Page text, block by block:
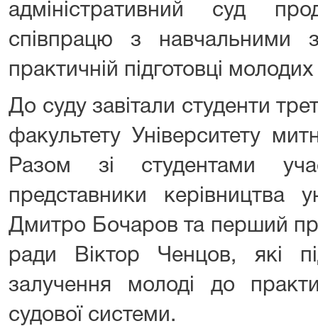
адміністративний суд
співпрацю з навчальними
практичній підготовці
До суду завітали студенти
факультету Університету
Разом зі студентами
представники керівництва
Дмитро Бочаров та перший
ради Віктор Ченцов, які
залучення молоді до
судової системи.